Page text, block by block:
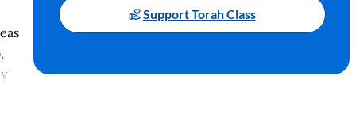
Support Torah Class